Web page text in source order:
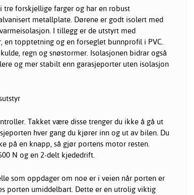
tre forskjellige farger og har en robust
metallplate. Dørene er godt isolert med
I tillegg er de utstyrt med
en topptetning og en forseglet bunnprofil i PVC.
regn og snøstormer. Isolasjonen bidrar også
og mer stabilt enn garasjeporter uten isolasjon
Takket være disse trenger du ikke å gå ut
hver gang du kjører inn og ut av bilen. Du
på en knapp, så gjør portens motor resten.
N og en 2-delt kjededrift.
som oppdager om noe er i veien når porten er
porten umiddelbart. Dette er en utrolig viktig